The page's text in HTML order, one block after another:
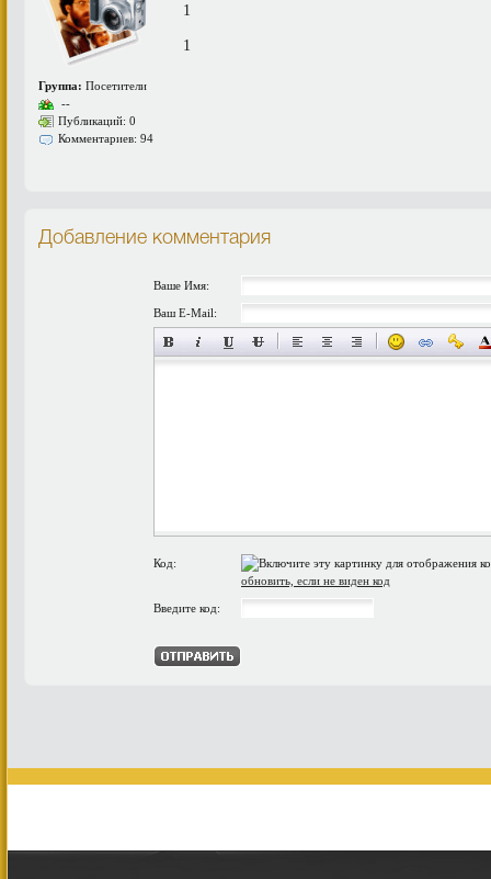
Группа: Посетители
--
Публикаций: 0
Комментариев: 94
1
1
Добавление комментария
Ваше Имя:
Ваш E-Mail:
Код:
обновить, если не виден код
Введите код: